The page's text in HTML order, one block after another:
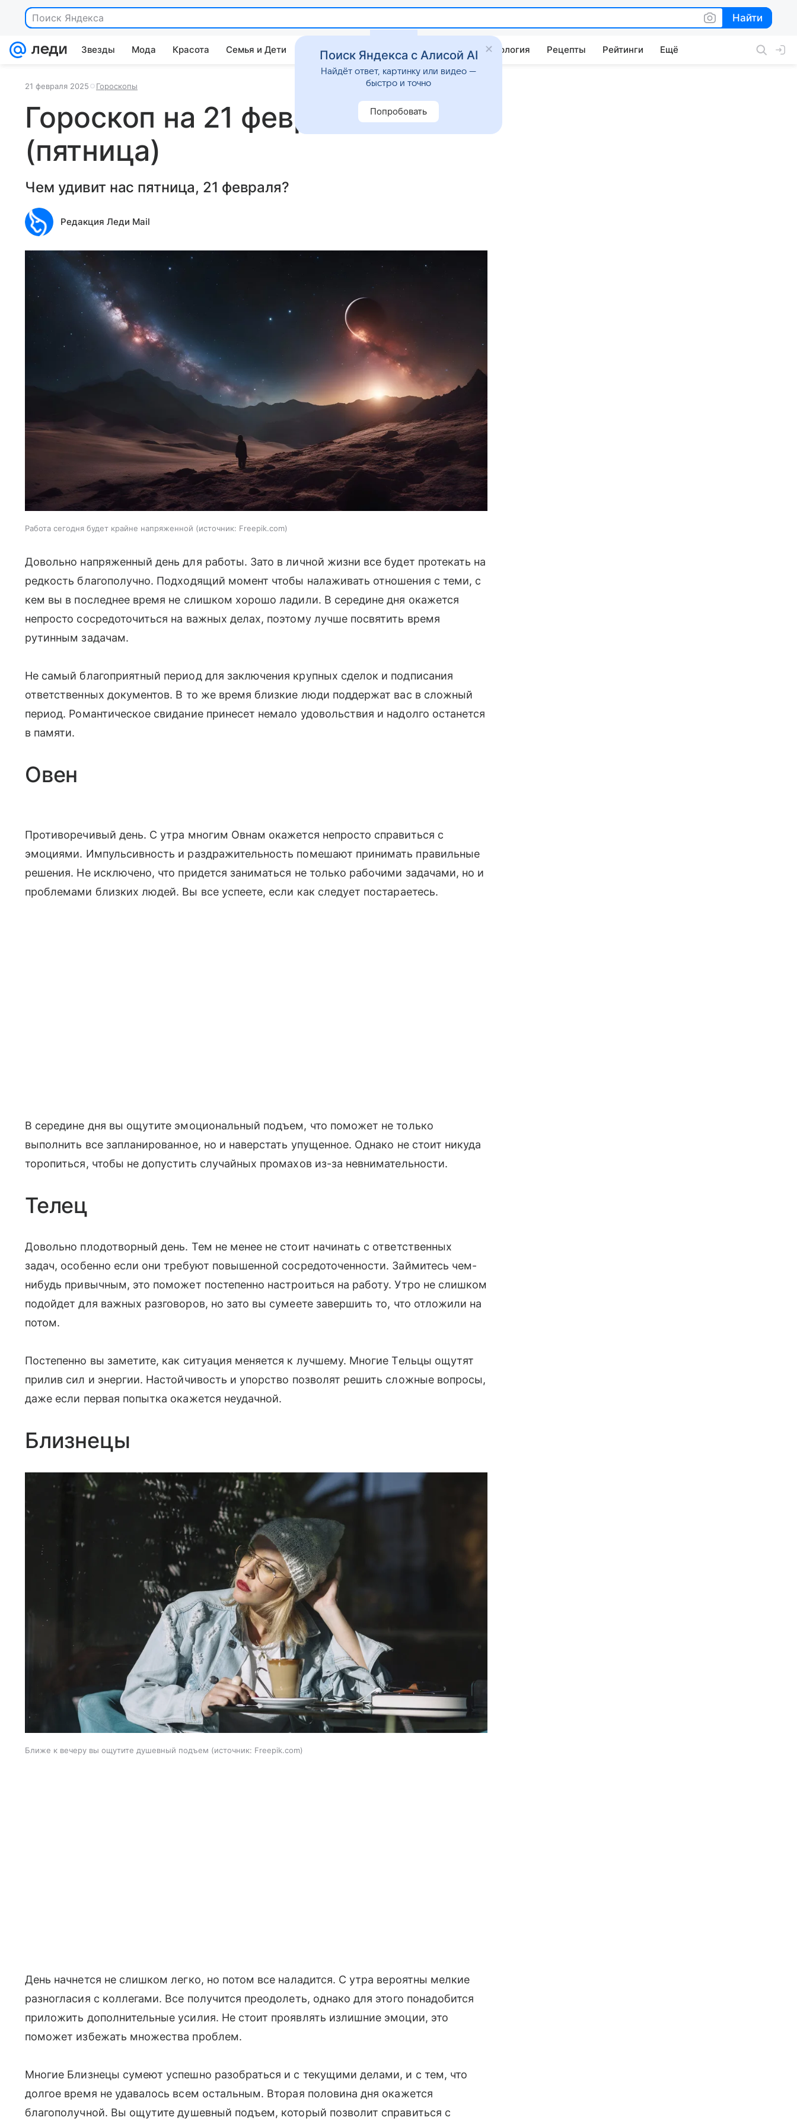
Поиск Яндекса Найти
Найти
Звезды Мода Красота Семья и Дети Дом Гороскопы Стиль жизни Психология Рецепты Рейтинги Ещё
21 февраля 2025 Гороскопы
Гороскоп на 21 февраля 2025
(пятница)
Чем удивит нас пятница, 21 февраля?
Редакция Леди Mail
Работа сегодня будет крайне напряженной источник: Freepik.com
Довольно напряженный день для работы. Зато в личной жизни все будет протекать на
редкость благополучно. Подходящий момент чтобы налаживать отношения с теми, с
кем вы в последнее время не слишком хорошо ладили. В середине дня окажется
непросто сосредоточиться на важных делах, поэтому лучше посвятить время
рутинным задачам.
Не самый благоприятный период для заключения крупных сделок и подписания
ответственных документов. В то же время близкие люди поддержат вас в сложный
период. Романтическое свидание принесет немало удовольствия и надолго останется
в памяти.
Овен
Противоречивый день. С утра многим Овнам окажется непросто справиться с
эмоциями. Импульсивность и раздражительность помешают принимать правильные
решения. Не исключено, что придется заниматься не только рабочими задачами, но и
проблемами близких людей. Вы все успеете, если как следует постараетесь.
В середине дня вы ощутите эмоциональный подъем, что поможет не только
выполнить все запланированное, но и наверстать упущенное. Однако не стоит никуда
торопиться, чтобы не допустить случайных промахов из-за невнимательности.
Телец
Довольно плодотворный день. Тем не менее не стоит начинать с ответственных
задач, особенно если они требуют повышенной сосредоточенности. Займитесь чем-
нибудь привычным, это поможет постепенно настроиться на работу. Утро не слишком
подойдет для важных разговоров, но зато вы сумеете завершить то, что отложили на
потом.
Постепенно вы заметите, как ситуация меняется к лучшему. Многие Тельцы ощутят
прилив сил и энергии. Настойчивость и упорство позволят решить сложные вопросы,
даже если первая попытка окажется неудачной.
Близнецы
Ближе к вечеру вы ощутите душевный подъем источник: Freepik.com
День начнется не слишком легко, но потом все наладится. С утра вероятны мелкие
разногласия с коллегами. Все получится преодолеть, однако для этого понадобится
приложить дополнительные усилия. Не стоит проявлять излишние эмоции, это
поможет избежать множества проблем.
Многие Близнецы сумеют успешно разобраться и с текущими делами, и с тем, что
долгое время не удавалось всем остальным. Вторая половина дня окажется
благополучной. Вы ощутите душевный подъем, который позволит справиться с
Поиск Яндекса с Алисой AI
Найдёт ответ, картинку или видео —
быстро и точно
Попробовать